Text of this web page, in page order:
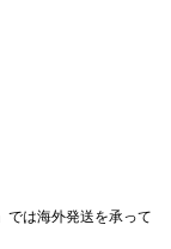
では海外発送を承って